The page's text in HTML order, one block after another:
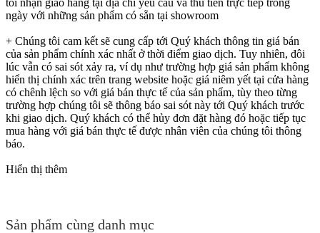
ngày với những sản phẩm có sẵn tại showroom
+ Chúng tôi cam kết sẽ cung cấp tới Quý khách thông tin giá bán
của sản phẩm chính xác nhất ở thời điểm giao dịch. Tuy nhiên, đôi
lúc vẫn có sai sót xảy ra, ví dụ như trường hợp giá sản phẩm không
hiển thị chính xác trên trang website hoặc giá niêm yết tại cửa hàng
có chênh lệch so với giá bán thực tế của sản phẩm, tùy theo từng
trường hợp chúng tôi sẽ thông báo sai sót này tới Quý khách trước
khi giao dịch. Quý khách có thể hủy đơn đặt hàng đó hoặc tiếp tục
mua hàng với giá bán thực tế được nhân viên của chúng tôi thông
báo.
Hiển thị thêm
Sản phẩm cùng danh mục